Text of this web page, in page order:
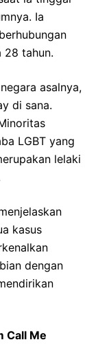
Ia
28 tahun.
asalnya,
di sana.
LGBT yang
lelaki
kasus
dengan
Call Me